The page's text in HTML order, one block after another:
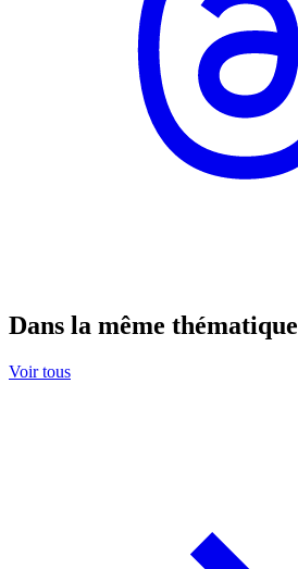
Dans la même thématique
Voir tous